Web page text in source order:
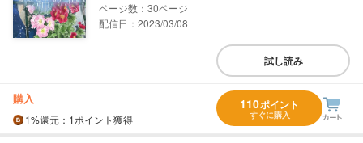
30
配信日：2023/03/08
試し読み
購入
1%還元 ：1ポイント獲得
110ポイント
すぐに購入